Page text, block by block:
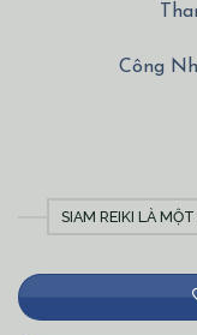
Công
SIAM REIKI LÀ